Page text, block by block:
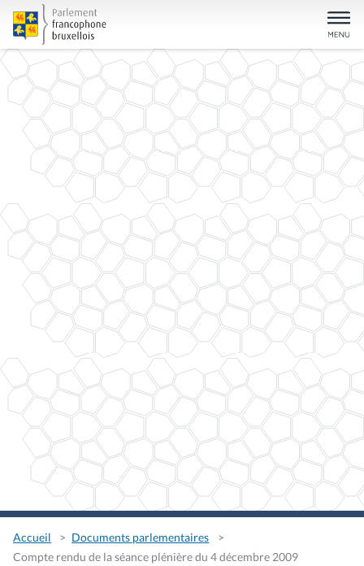
Accueil
Documents parlementaires
Compte rendu de la séance plénière du 4 décembre 2009